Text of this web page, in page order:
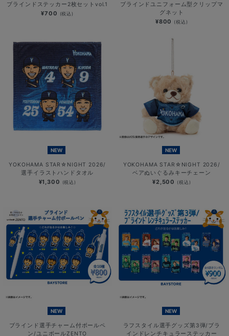
ブラインドステッカー2枚セットvol.1
¥700 (税込)
ブラインドユニフォーム型クリップマ
グネット
¥800 (税込)
NEW
YOKOHAMA STAR☆NIGHT 2026/
選手イラストハンドタオル
¥1,300 (税込)
NEW
YOKOHAMA STAR☆NIGHT 2026/
ベアぬいぐるみキーチェーン
¥2,500 (税込)
NEW
ブラインド選手チャーム付ボールペ
ン/ユニボールZENTO
NEW
ラフスタイル選手グッズ第3弾/ブラ
インドレンチキュラーステッカー